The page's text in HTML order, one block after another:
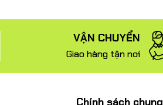
VẬN CHUYỂN
Giao hàng tận nơi